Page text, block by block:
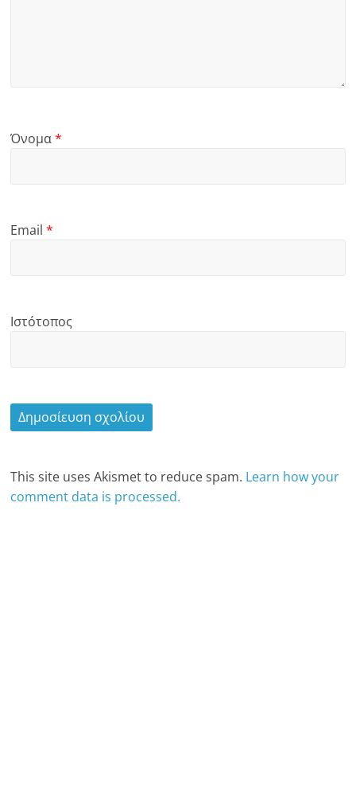
Όνομα*
Email*
Ιστότοπος
This site uses Akismet to reduce spam. Learn how your
comment data is processed.